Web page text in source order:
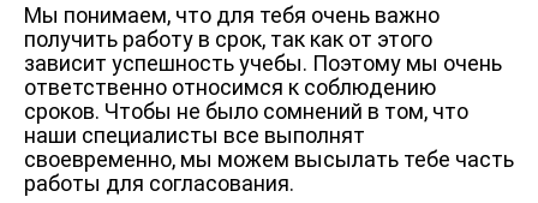
Мы понимаем, что для тебя очень важно
получить работу в срок, так как от этого
зависит успешность учебы. Поэтому мы очень
ответственно относимся к соблюдению
сроков. Чтобы не было сомнений в том, что
наши специалисты все выполнят
своевременно, мы можем высылать тебе часть
работы для согласования.